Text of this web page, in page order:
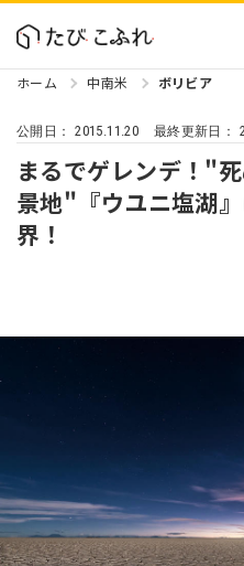
ホーム 中南米 ボリビア
公開日：2015.11.20 最終更新日：
まるでゲレンデ！"
景地"『ウユニ塩湖
界！